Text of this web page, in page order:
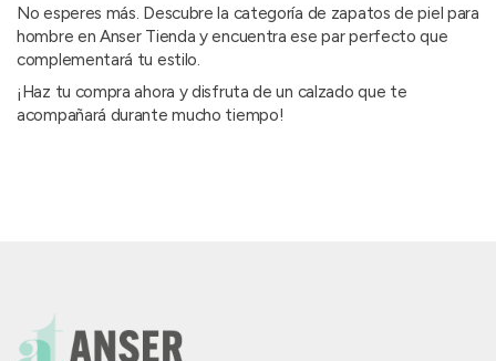
No esperes más. Descubre la categoría de zapatos de piel para
hombre en Anser Tienda y encuentra ese par perfecto que
complementará tu estilo.
¡Haz tu compra ahora y disfruta de un calzado que te
acompañará durante mucho tiempo!